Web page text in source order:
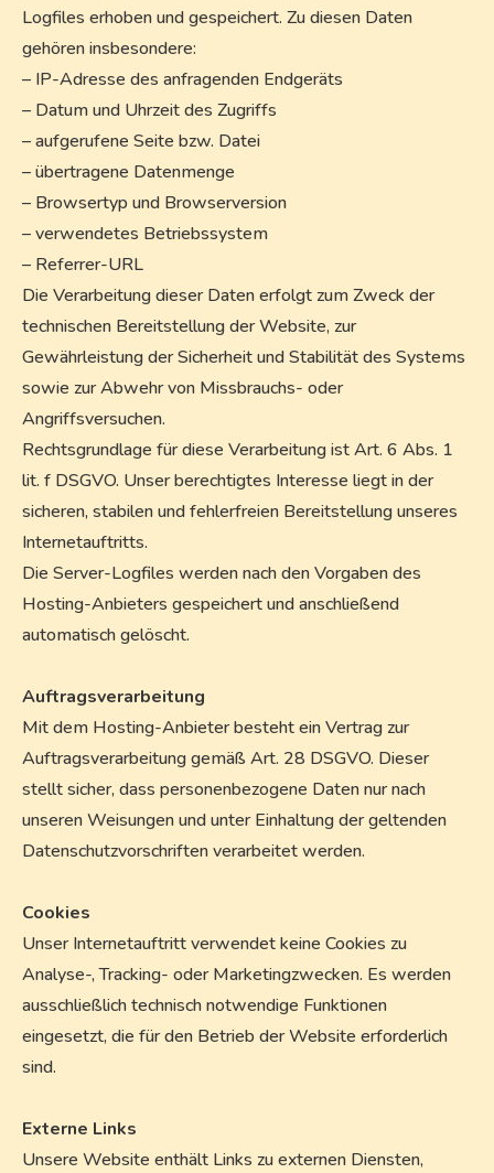
Logfiles erhoben und gespeichert. Zu diesen Daten
gehören insbesondere:
– IP-Adresse des anfragenden Endgeräts
– Datum und Uhrzeit des Zugriffs
– aufgerufene Seite bzw. Datei
– übertragene Datenmenge
– Browsertyp und Browserversion
– verwendetes Betriebssystem
– Referrer-URL
Die Verarbeitung dieser Daten erfolgt zum Zweck der
technischen Bereitstellung der Website, zur
Gewährleistung der Sicherheit und Stabilität des Systems
sowie zur Abwehr von Missbrauchs- oder
Angriffsversuchen.
Rechtsgrundlage für diese Verarbeitung ist Art. 6 Abs. 1
lit. f DSGVO. Unser berechtigtes Interesse liegt in der
sicheren, stabilen und fehlerfreien Bereitstellung unseres
Internetauftritts.
Die Server-Logfiles werden nach den Vorgaben des
Hosting-Anbieters gespeichert und anschließend
automatisch gelöscht.
Auftragsverarbeitung
Mit dem Hosting-Anbieter besteht ein Vertrag zur
Auftragsverarbeitung gemäß Art. 28 DSGVO. Dieser
stellt sicher, dass personenbezogene Daten nur nach
unseren Weisungen und unter Einhaltung der geltenden
Datenschutzvorschriften verarbeitet werden.
Cookies
Unser Internetauftritt verwendet keine Cookies zu
Analyse-, Tracking- oder Marketingzwecken. Es werden
ausschließlich technisch notwendige Funktionen
eingesetzt, die für den Betrieb der Website erforderlich
sind.
Externe Links
Unsere Website enthält Links zu externen Diensten,